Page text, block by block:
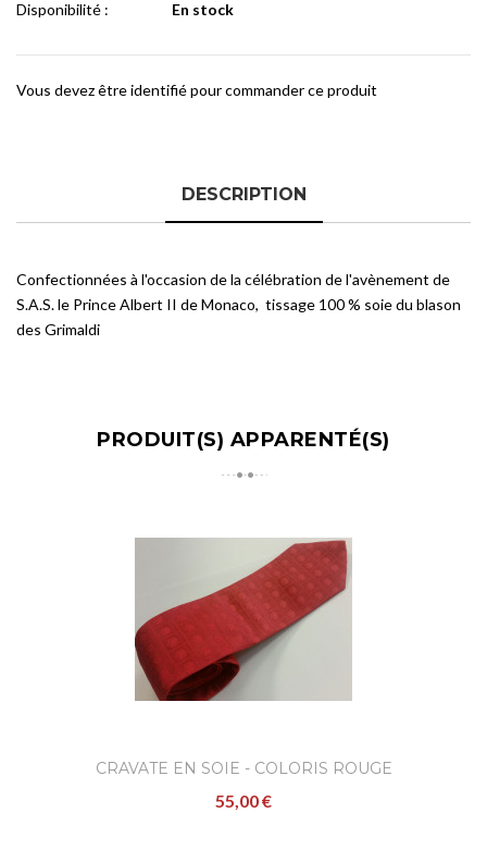
Disponibilité :
En stock
Vous devez être identifié pour commander ce produit
DESCRIPTION
Confectionnées à l'occasion de la célébration de l'avènement de
S.A.S. le Prince Albert II de Monaco, tissage 100 % soie du blason
des Grimaldi
PRODUIT(S) APPARENTÉ(S)
CRAVATE EN SOIE - COLORIS ROUGE
55,00 €